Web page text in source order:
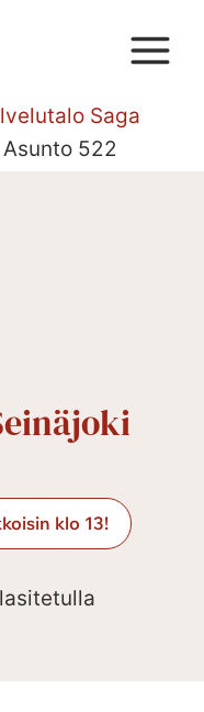
Saga
Asunto 522
klo 13!